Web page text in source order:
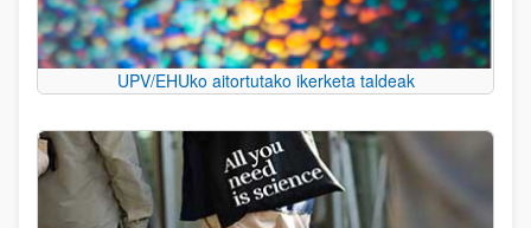
UPV/EHUko aitortutako ikerketa taldeak